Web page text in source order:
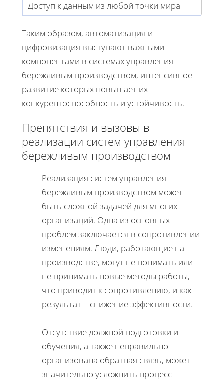
Доступ к данным из любой точки мира
Таким образом, автоматизация и
цифровизация выступают важными
компонентами в системах управления
бережливым производством, интенсивное
развитие которых повышает их
конкурентоспособность и устойчивость.
Препятствия и вызовы в
реализации систем управления
бережливым производством
Реализация систем управления
бережливым производством может
быть сложной задачей для многих
организаций. Одна из основных
проблем заключается в сопротивлении
изменениям. Люди, работающие на
производстве, могут не понимать или
не принимать новые методы работы,
что приводит к сопротивлению, и как
результат – снижение эффективности.
Отсутствие должной подготовки и
обучения, а также неправильно
организована обратная связь, может
значительно усложнить процесс